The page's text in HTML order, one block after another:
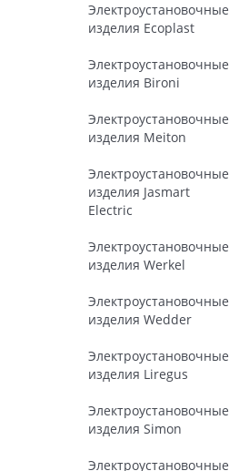
Электроустановочные
изделия Ecoplast
Электроустановочные
изделия Bironi
Электроустановочные
изделия Meiton
Электроустановочные
изделия Jasmart
Electric
Электроустановочные
изделия Werkel
Электроустановочные
изделия Wedder
Электроустановочные
изделия Liregus
Электроустановочные
изделия Simon
Электроустановочные